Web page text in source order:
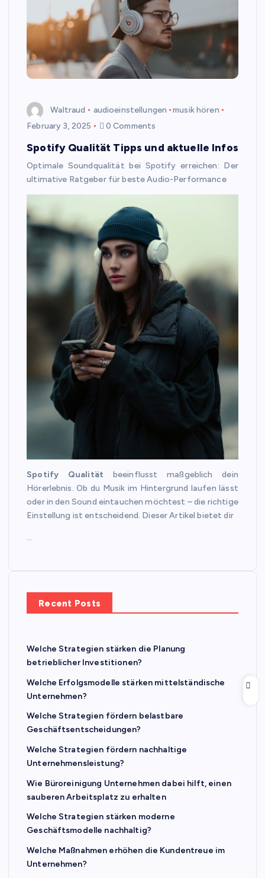
Waltraud audioeinstellungen
musik hören
February 3, 2025
0 Comments
Spotify Qualität Tipps und aktuelle Infos
Optimale Soundqualität bei Spotify erreichen: Der
ultimative Ratgeber für beste Audio-Performance
Spotify Qualität beeinflusst maßgeblich dein
Hörerlebnis. Ob du Musik im Hintergrund laufen lässt
oder in den Sound eintauchen möchtest – die richtige
Einstellung ist entscheidend. Dieser Artikel bietet dir
…
Recent Posts
Welche Strategien stärken die Planung
betrieblicher Investitionen?
Welche Erfolgsmodelle stärken mittelständische
Unternehmen?
Welche Strategien fördern belastbare
Geschäftsentscheidungen?
Welche Strategien fördern nachhaltige
Unternehmensleistung?
Wie Büroreinigung Unternehmen dabei hilft, einen
sauberen Arbeitsplatz zu erhalten
Welche Strategien stärken moderne
Geschäftsmodelle nachhaltig?
Welche Maßnahmen erhöhen die Kundentreue im
Unternehmen?